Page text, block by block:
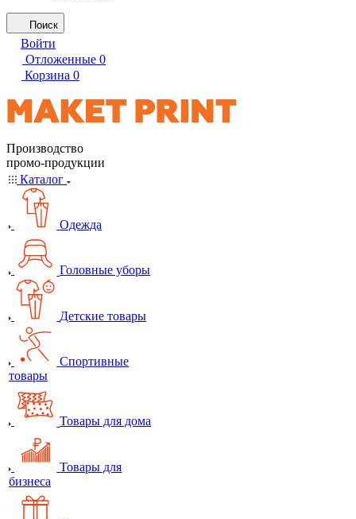
Поиск
Войти
Отложенные 0
Корзина 0
Производство
промо-продукции
Каталог
Одежда
Головные уборы
Детские товары
Спортивные
товары
Товары для дома
Товары для
бизнеса